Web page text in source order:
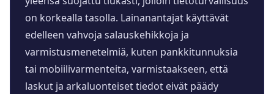
on korkealla tasolla. Lainanantajat käyttävät
edelleen vahvoja salauskehikkoja ja
varmistusmenetelmiä, kuten pankkitunnuksia
tai mobiilivarmenteita, varmistaakseen, että
laskut ja arkaluonteiset tiedot eivät päädy